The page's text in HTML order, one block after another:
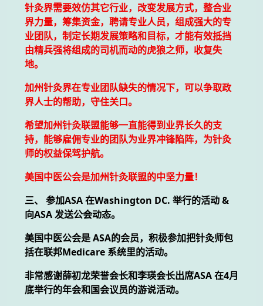
针灸界需要效仿其它行业，改变发展方式，整合业
界力量，筹集资金，聘请专业人员，组成强大的专
业团队，制定长期发展策略和目标，才能有效抵挡
由精兵强将组成的司机而动的虎狼之师，收复失
地。
加州针灸界在专业团队缺失的情况下，可以争取政
界人士的帮助，守住关口。
希望加州针灸联盟能够一直能得到业界长久的支
持，能够雇佣专业的团队为业界冲锋陷阵，为针灸
师的权益保驾护航。
美国中医公会是加州针灸联盟的中坚力量！
三、 参加ASA 在Washington DC. 举行的活动 &
向ASA 发送公会动态。
美国中医公会是 ASA的会员，积极参加把针灸师包
括在联邦Medicare 系统里的活动。
非常感谢薛初龙荣誉会长和李瑛会长出席ASA 在4月
底举行的年会和国会议员的游说活动。